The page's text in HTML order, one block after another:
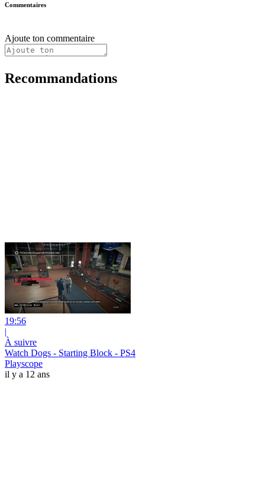
Commentaires
Ajoute ton commentaire
Recommandations
19:56
|
À suivre
Watch Dogs - Starting Block - PS4
Playscope
il y a 12 ans